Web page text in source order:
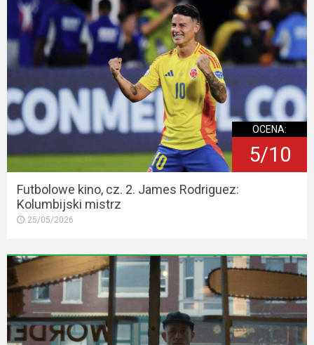
OCENA:
5/10
Futbolowe kino, cz. 2. James Rodriguez:
Kolumbijski mistrz
25/05/2026